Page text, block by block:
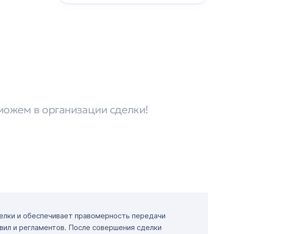
в организации сделки!
и обеспечивает правомерность передачи
и регламентов. После совершения сделки